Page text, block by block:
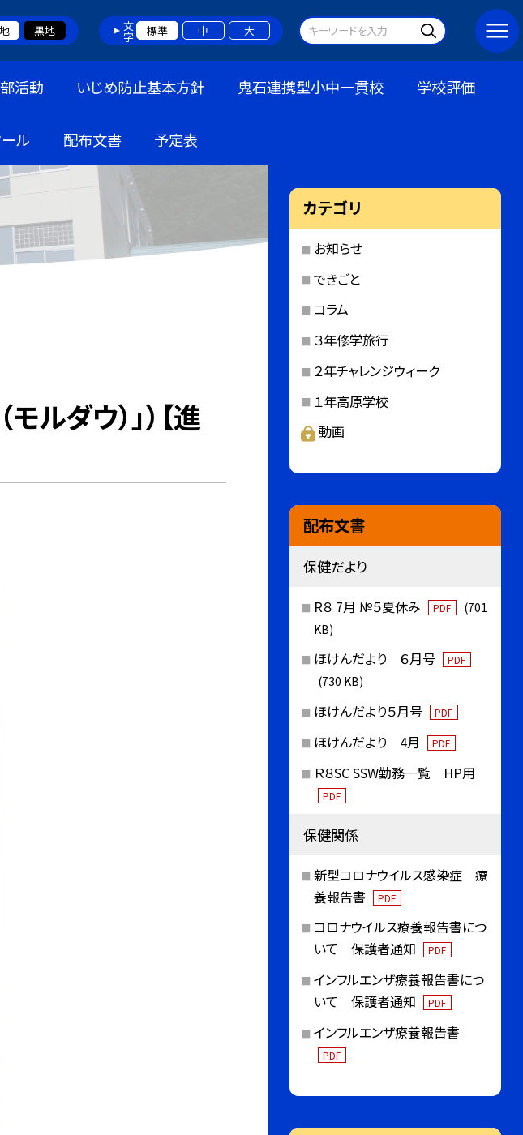
黒地 文字 標準 中 大
部活動 いじめ防止基本方針 鬼石連携型小中一貫校 学校評価
ール 配布文書 予定表
ルダウ）」）【進
カテゴリ
お知らせ
できごと
コラム
３年修学旅行
２年チャレンジウィーク
１年高原学校
動画
配布文書
保健だより
R８ 7月 №５夏休み PDF
(701
KB)
ほけんだより ６月号 PDF
(730 KB)
ほけんだより５月号 PDF
ほけんだより 4月 PDF
Ｒ８SC SSW勤務一覧 HP用
PDF
保健関係
新型コロナウイルス感染症 療
養報告書
PDF
コロナウイルス療養報告書につ
いて 保護者通知
PDF
インフルエンザ療養報告書につ
いて 保護者通知
PDF
インフルエンザ療養報告書
PDF